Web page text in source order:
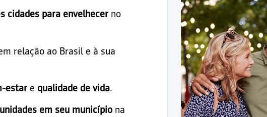
cidades para envelhecerno
relação ao Brasil e à sua
estare qualidade de vida.
em seu município na